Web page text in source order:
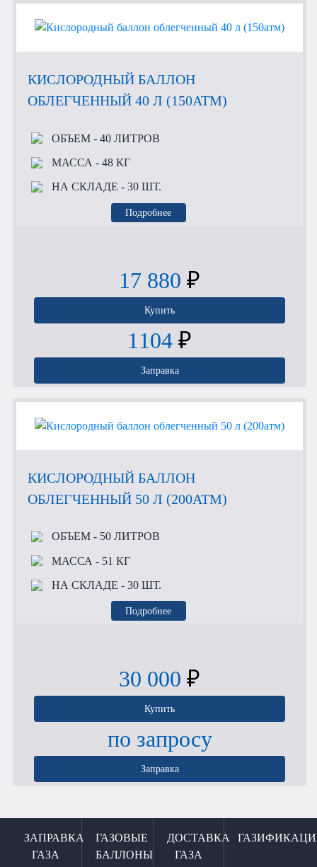
КИСЛОРОДНЫЙ БАЛЛОН
ОБЛЕГЧЕННЫЙ 40 Л (150АТМ)
ОБЪЕМ- 40 ЛИТРОВ
МАССА - 48 КГ
НА СКЛАДЕ - 30 ШТ.
Подробнее
17 880 ₽
Купить
1104 ₽
Заправка
КИСЛОРОДНЫЙ БАЛЛОН
ОБЛЕГЧЕННЫЙ 50 Л (200АТМ)
ОБЪЕМ- 50 ЛИТРОВ
МАССА - 51 КГ
НА СКЛАДЕ - 30 ШТ.
Подробнее
30 000 ₽
Купить
по запросу
Заправка
ЗАПРАВКА
ГАЗА
ГАЗОВЫЕ
БАЛЛОНЫ
ДОСТАВКА
ГАЗА